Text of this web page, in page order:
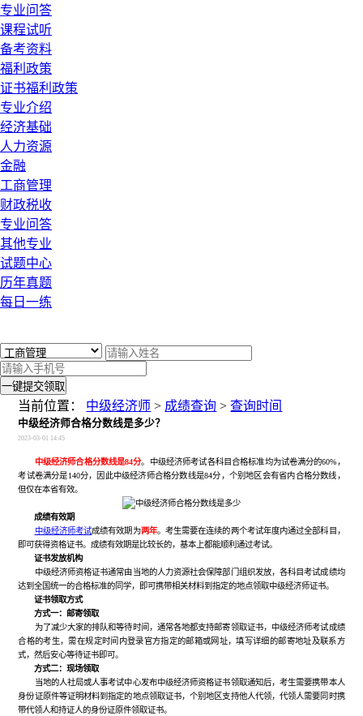
专业问答
课程试听
备考资料
福利政策
证书福利政策
专业介绍
经济基础
人力资源
金融
工商管理
财政税收
专业问答
其他专业
试题中心
历年真题
每日一练
一键提交领取
当前位置： 中级经济师 > 成绩查询 >查询时间
中级经济师合格分数线是多少？
2023-03-01 14:45
中级经济师合格分数线是84分。中级经济师考试各科目合格标准均为试卷满分的60%，
考试卷满分是140分，因此中级经济师合格分数线是84分，个别地区会有省内合格分数线，
但仅在本省有效。
成绩有效期
中级经济师考试成绩有效期为两年。考生需要在连续的两个考试年度内通过全部科目，
即可获得资格证书。成绩有效期是比较长的，基本上都能顺利通过考试。
证书发放机构
中级经济师资格证书通常由当地的人力资源社会保障部门组织发放，各科目考试成绩均
达到全国统一的合格标准的同学，即可携带相关材料到指定的地点领取中级经济师证书。
证书领取方式
方式一：邮寄领取
为了减少大家的排队和等待时间，通常各地都支持邮寄领取证书，中级经济师考试成绩
合格的考生，需在规定时间内登录官方指定的邮箱或网址，填写详细的邮寄地址及联系方
式，然后安心等待证书即可。
方式二：现场领取
当地的人社局或人事考试中心发布中级经济师资格证书领取通知后，考生需要携带本人
身份证原件等证明材料到指定的地点领取证书，个别地区支持他人代领，代领人需要同时携
带代领人和持证人的身份证原件领取证书。